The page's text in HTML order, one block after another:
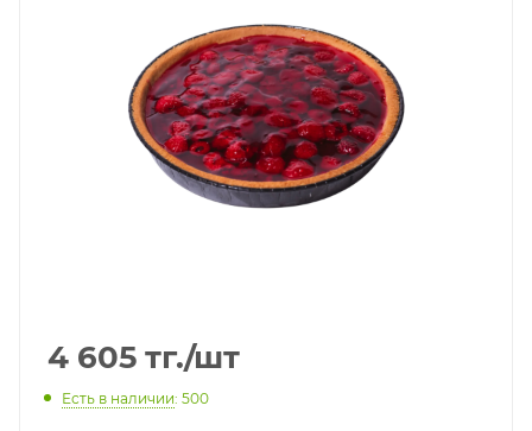
4 605 тг./шт
Есть в наличии: 500